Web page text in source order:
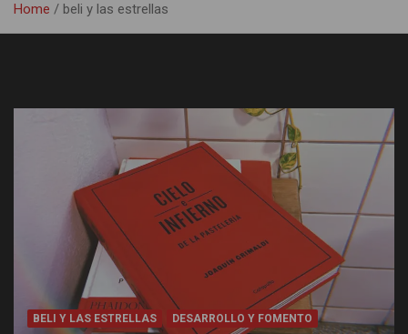
Home beli y las estrellas
BELI Y LAS ESTRELLAS DESARROLLO Y FOMENTO